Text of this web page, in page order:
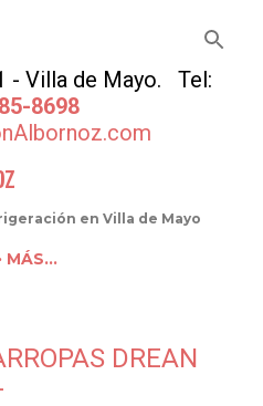
- Villa de Mayo. Tel:
8698
en Villa de Mayo
MÁS…
DREAN